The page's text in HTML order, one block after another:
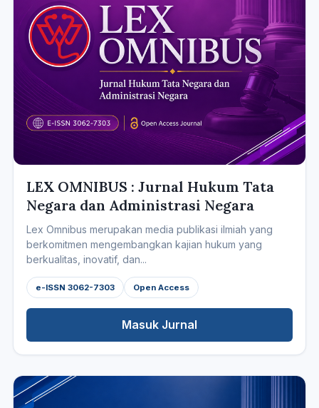
LEX OMNIBUS : Jurnal Hukum Tata
Negara dan Administrasi Negara
Lex Omnibus merupakan media publikasi ilmiah yang
berkomitmen mengembangkan kajian hukum yang
berkualitas, inovatif, dan...
e-ISSN 3062-7303 Open Access
Masuk Jurnal